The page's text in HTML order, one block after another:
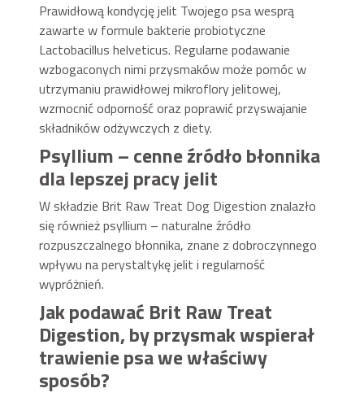
Prawidłową kondycję jelit Twojego psa wesprą
zawarte w formule bakterie probiotyczne
Lactobacillus helveticus. Regularne podawanie
wzbogaconych nimi przysmaków może pomóc w
utrzymaniu prawidłowej mikroflory jelitowej,
wzmocnić odporność oraz poprawić przyswajanie
składników odżywczych z diety.
Psyllium – cenne źródło błonnika
dla lepszej pracy jelit
W składzie Brit Raw Treat Dog Digestion znalazło
się również psyllium – naturalne źródło
rozpuszczalnego błonnika, znane z dobroczynnego
wpływu na perystaltykę jelit i regularność
wypróżnień.
Jak podawać Brit Raw Treat
Digestion, by przysmak wspierał
trawienie psa we właściwy
sposób?